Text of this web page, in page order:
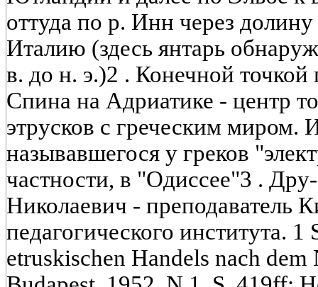
оттуда по р. Инн через
Италию (здесь янтарь
в. до н. э.)2 . Конечной точкой
Спина на Адриатике - центр
этрусков с греческим миром.
называвшегося у греков
частности, в "Одиссее"3 .
Николаевич - преподаватель
педагогического института.
etruskischen Handels nach